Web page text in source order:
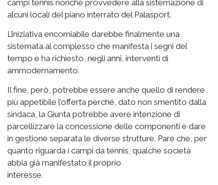
campi tennis nonché provvedere alla sistemazione di
alcuni locali del piano interrato del Palasport.
L’iniziativa encomiabile darebbe finalmente una
sistemata al complesso che manifesta i segni del
tempo e ha richiesto, negli anni, interventi di
ammodernamento.
Il fine, però, potrebbe essere anche quello di rendere
più appetibile l’offerta perché, dato non smentito dalla
sindaca, la Giunta potrebbe avere intenzione di
parcellizzare la concessione delle componenti e dare
in gestione separata le diverse strutture. Pare che, per
quanto riguarda i campi da tennis, qualche società
abbia già manifestato il proprio
interesse.